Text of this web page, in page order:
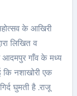
के आखिरी
लिखित व
आदमपुर गाँव के मध्य
नशाखोरी एक
घुमती है .राजू